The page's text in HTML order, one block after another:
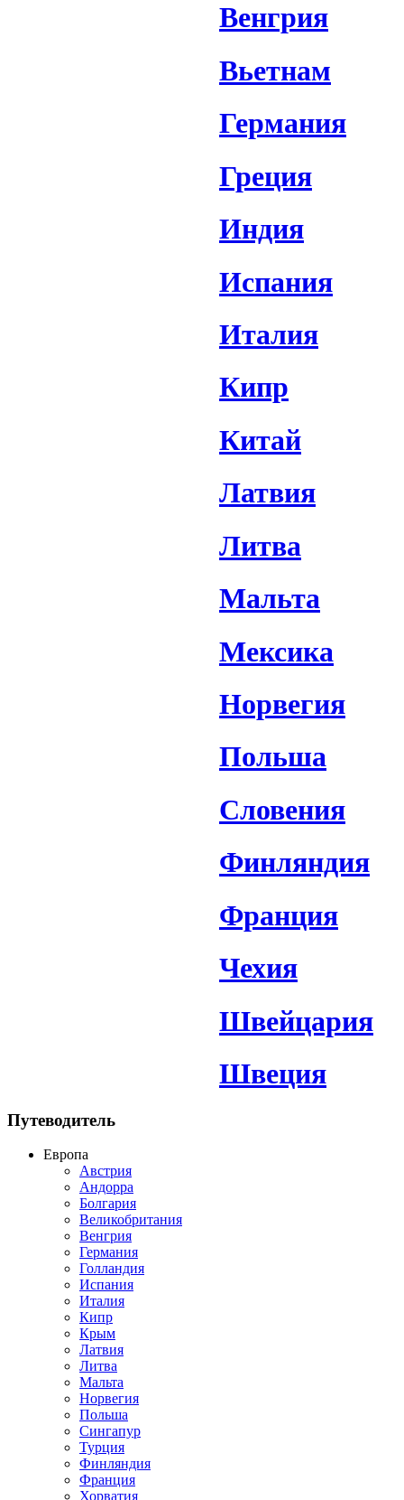
Венгрия
Вьетнам
Германия
Греция
Индия
Испания
Италия
Кипр
Китай
Латвия
Литва
Мальта
Мексика
Норвегия
Польша
Словения
Финляндия
Франция
Чехия
Швейцария
Швеция
Путеводитель
Европа
Австрия
Андорра
Болгария
Великобритания
Венгрия
Германия
Голландия
Испания
Италия
Кипр
Крым
Латвия
Литва
Мальта
Норвегия
Польша
Сингапур
Турция
Финляндия
Франция
Хорватия